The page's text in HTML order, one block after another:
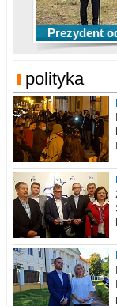
Prezydent
TOP 10
w EBL w
TOP 5
w sezonie
polityka